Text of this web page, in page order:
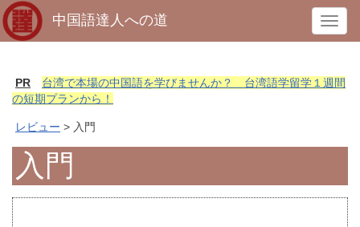
T
o
g
i
中国語達人への道
PR
台湾で本場の中国語を学びませんか？ 台湾語学留学１週間
の短期プランから！
レビュー > 入門
入門